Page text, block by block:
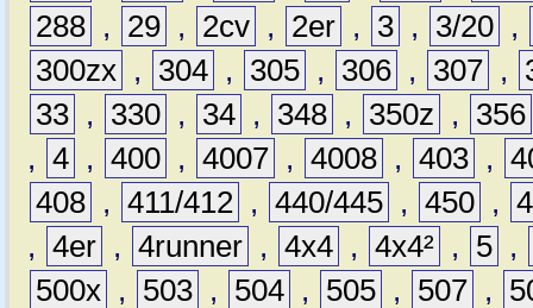
288 , 29 , 2cv , 2er , 3 , 3/20 ,
300zx , 304 , 305 , 306 , 307 ,
33 , 330 , 34 , 348 , 350z ,
356
, 4 , 400 , 4007 , 4008 , 403 ,
408 , 411/412 , 440/445 , 450 ,
, 4er , 4runner , 4x4 , 4x4² , 5 ,
500x , 503 , 504 , 505 , 507 ,